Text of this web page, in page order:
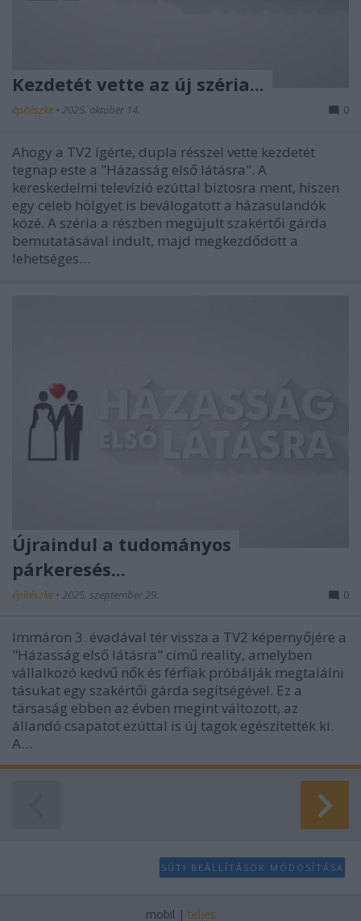
Kezdetét vette az új széria...
építészke • 2025. október 14. 0
Ahogy a TV2 ígérte, dupla résszel vette kezdetét
tegnap este a "Házasság első látásra". A
kereskedelmi televízió ezúttal biztosra ment, hiszen
egy celeb hölgyet is beválogatott a házasulandók
közé. A széria a részben megújult szakértői gárda
bemutatásával indult, majd megkezdődött a
lehetséges…
Újraindul a tudományos
párkeresés...
építészke • 2025. szeptember 29. 0
Immáron 3. évadával tér vissza a TV2 képernyőjére a
"Házasság első látásra" című reality, amelyben
vállalkozó kedvű nők és férfiak próbálják megtalálni
tásukat egy szakértői gárda segítségével. Ez a
társaság ebben az évben megint változott, az
állandó csapatot ezúttal is új tagok egészítették ki.
A…
SÜTI BEÁLLÍTÁSOK MÓDOSÍTÁSA
mobil | teljes